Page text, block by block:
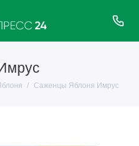
Саженцы Яблоня Имрус